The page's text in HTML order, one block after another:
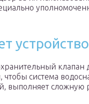
устройство
клапан
чтобы система
выполняет сложную